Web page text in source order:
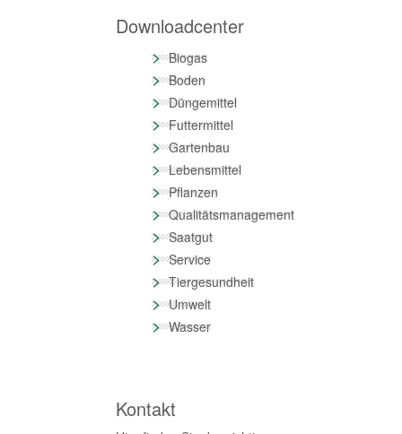
Downloadcenter
>Biogas
>Boden
>Düngemittel
>Futtermittel
>Gartenbau
>Lebensmittel
>Pflanzen
>Qualitätsmanagement
>Saatgut
>Service
>Tiergesundheit
>Umwelt
>Wasser
Kontakt